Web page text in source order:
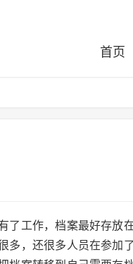
首页
了工作，档案最好存放
多，还很多人员在参加